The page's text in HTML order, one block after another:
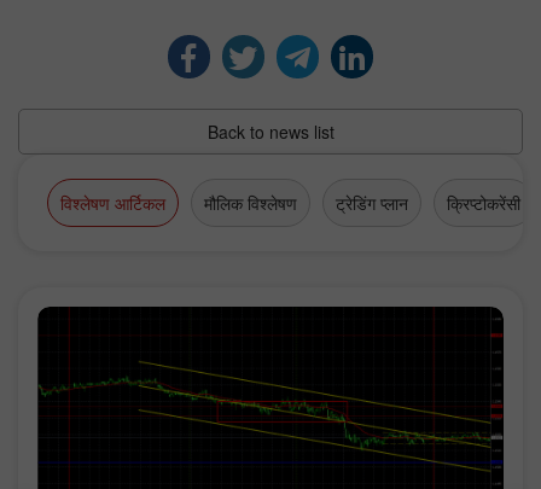
Back to news list
विश्लेषण आर्टिकल मौलिक विश्लेषण ट्रेडिंग प्लान क्रिप्टोकरेंसी